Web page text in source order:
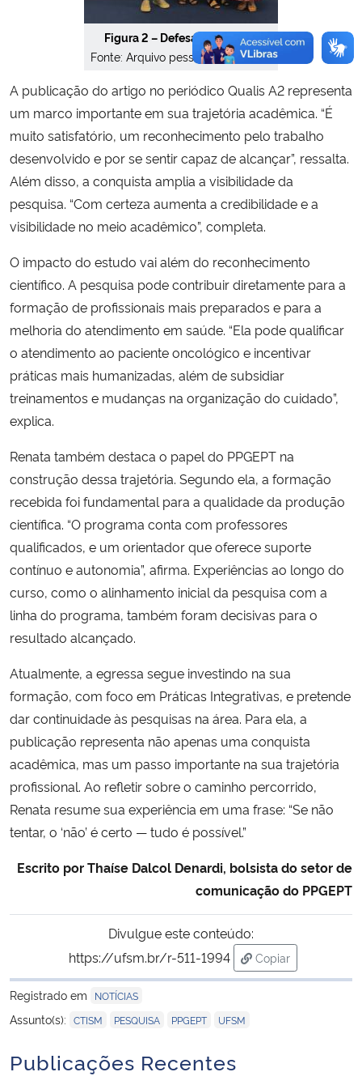
Figura 2 – Defesa da egressa
Fonte: Arquivo pessoal da egressa
A publicação do artigo no periódico Qualis A2 representa
um marco importante em sua trajetória acadêmica. “É
muito satisfatório, um reconhecimento pelo trabalho
desenvolvido e por se sentir capaz de alcançar”, ressalta.
Além disso, a conquista amplia a visibilidade da
pesquisa. “Com certeza aumenta a credibilidade e a
visibilidade no meio acadêmico”, completa.
O impacto do estudo vai além do reconhecimento
científico. A pesquisa pode contribuir diretamente para a
formação de profissionais mais preparados e para a
melhoria do atendimento em saúde. “Ela pode qualificar
o atendimento ao paciente oncológico e incentivar
práticas mais humanizadas, além de subsidiar
treinamentos e mudanças na organização do cuidado”,
explica.
Renata também destaca o papel do PPGEPT na
construção dessa trajetória. Segundo ela, a formação
recebida foi fundamental para a qualidade da produção
científica. “O programa conta com professores
qualificados, e um orientador que oferece suporte
contínuo e autonomia”, afirma. Experiências ao longo do
curso, como o alinhamento inicial da pesquisa com a
linha do programa, também foram decisivas para o
resultado alcançado.
Atualmente, a egressa segue investindo na sua
formação, com foco em Práticas Integrativas, e pretende
dar continuidade às pesquisas na área. Para ela, a
publicação representa não apenas uma conquista
acadêmica, mas um passo importante na sua trajetória
profissional. Ao refletir sobre o caminho percorrido,
Renata resume sua experiência em uma frase: “Se não
tentar, o ‘não’ é certo — tudo é possível.”
Escrito por Thaíse Dalcol Denardi, bolsista do setor de
comunicação do PPGEPT
Divulgue este conteúdo:
https://ufsm.br/r-511-1994
Copiar
para área de
Registrado em
NOTÍCIAS
Assunto(s): CTISM PESQUISA PPGEPT UFSM
Publicações Recentes